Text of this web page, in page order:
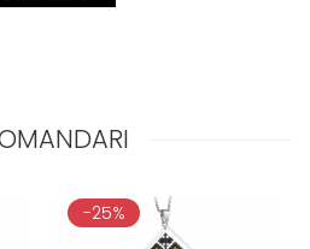
-25%